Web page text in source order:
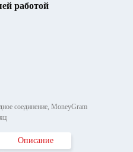
работой
соединение, MoneyGram
Описание